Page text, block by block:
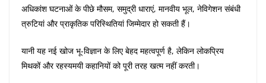
अधिकांश घटनाओं के पीछे मौसम, समुद्री धाराएं, मानवीय भूल, नेविगेशन संबंधी
त्रुटियां और प्राकृतिक परिस्थितियां जिम्मेदार हो सकती हैं।
यानी यह नई खोज भू-विज्ञान के लिए बेहद महत्वपूर्ण है, लेकिन लोकप्रिय
मिथकों और रहस्यमयी कहानियों को पूरी तरह खत्म नहीं करती।